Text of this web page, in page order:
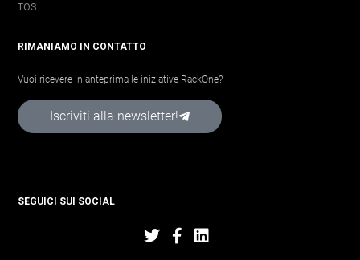
TOS
RIMANIAMO IN CONTATTO
Vuoi ricevere in anteprima le iniziative RackOne?
Iscriviti alla newsletter!
SEGUICI SUI SOCIAL